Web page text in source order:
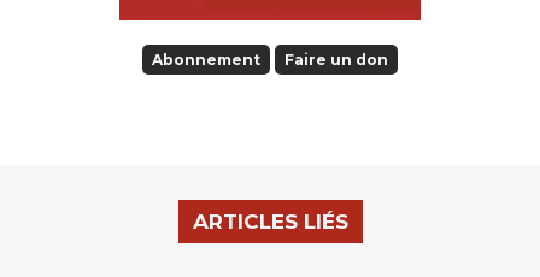
Abonnement Faire un don
ARTICLES LIÉS